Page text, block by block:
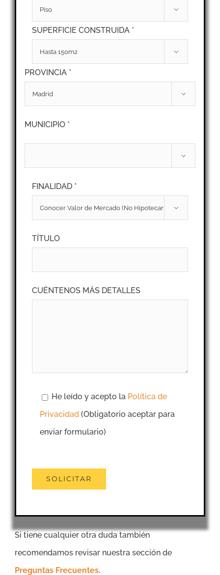

SUPERFICIE CONSTRUIDA *

PROVINCIA *

MUNICIPIO *

FINALIDAD *

TÍTULO
CUÉNTENOS MÁS DETALLES
He leído y acepto la Política de
Privacidad (Obligatorio aceptar para
enviar formulario)
Si tiene cualquier otra duda también
recomendamos revisar nuestra sección de
Preguntas Frecuentes.